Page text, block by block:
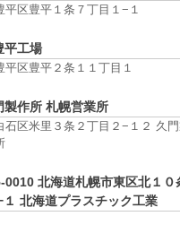
平区豊平１条７丁目１−１
平工場
平区豊平２条１１丁目１
製作所 札幌営業所
石区米里３条２丁目２−１２ 久
0010 北海道札幌市東区北１０
１ 北海道プラスチック工業